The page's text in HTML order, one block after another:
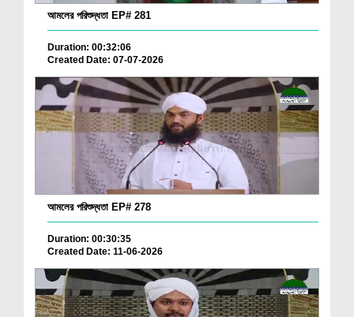
আমলের পরিশুদ্ধতা EP# 281
Duration: 00:32:06
Created Date: 07-07-2026
আমলের পরিশুদ্ধতা EP# 278
Duration: 00:30:35
Created Date: 11-06-2026